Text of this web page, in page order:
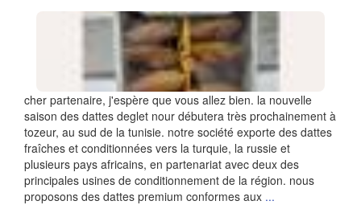
cher partenaire, j'espère que vous allez bien. la nouvelle
saison des dattes deglet nour débutera très prochainement à
tozeur, au sud de la tunisie. notre société exporte des dattes
fraîches et conditionnées vers la turquie, la russie et
plusieurs pays africains, en partenariat avec deux des
principales usines de conditionnement de la région. nous
proposons des dattes premium conformes aux ...